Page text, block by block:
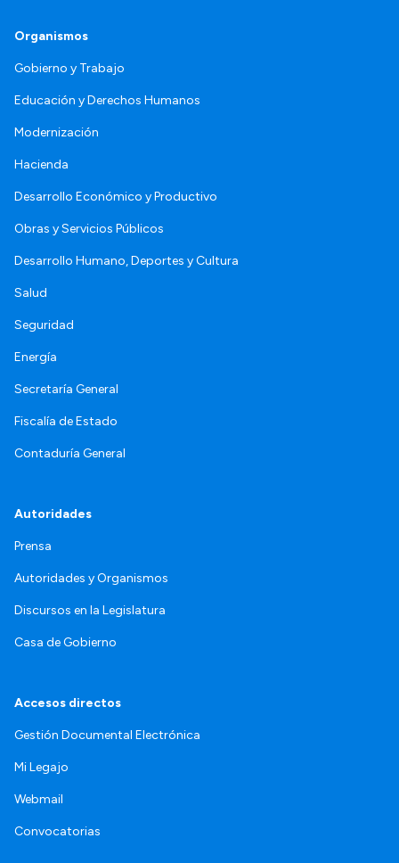
Organismos
Gobierno y Trabajo
Educación y Derechos Humanos
Modernización
Hacienda
Desarrollo Económico y Productivo
Obras y Servicios Públicos
Desarrollo Humano, Deportes y Cultura
Salud
Seguridad
Energía
Secretaría General
Fiscalía de Estado
Contaduría General
Autoridades
Prensa
Autoridades y Organismos
Discursos en la Legislatura
Casa de Gobierno
Accesos directos
Gestión Documental Electrónica
Mi Legajo
Webmail
Convocatorias